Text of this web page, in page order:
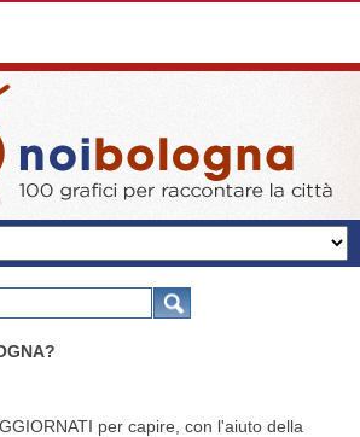
-
Form di ricercaCerca
per capire, con l'aiuto della